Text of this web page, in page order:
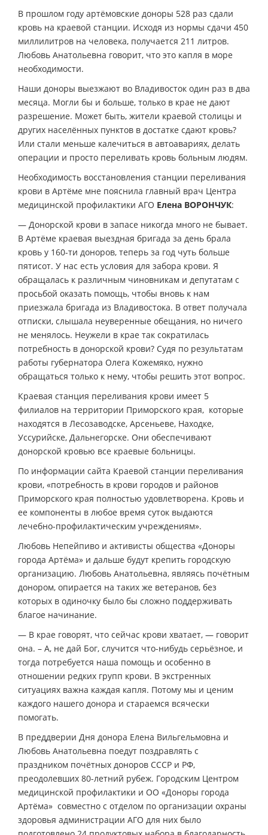
В прошлом году артёмовские доноры 528 раз сдали
кровь на краевой станции. Исходя из нормы сдачи 450
миллилитров на человека, получается 211 литров.
Любовь Анатольевна говорит, что это капля в море
необходимости.
Наши доноры выезжают во Владивосток один раз в два
месяца. Могли бы и больше, только в крае не дают
разрешение. Может быть, жители краевой столицы и
других населённых пунктов в достатке сдают кровь?
Или стали меньше калечиться в автоавариях, делать
операции и просто переливать кровь больным людям.
Необходимость восстановления станции переливания
крови в Артёме мне пояснила главный врач Центра
медицинской профилактики АГО Елена ВОРОНЧУК:
— Донорской крови в запасе никогда много не бывает.
В Артёме краевая выездная бригада за день брала
кровь у 160-ти доноров, теперь за год чуть больше
пятисот. У нас есть условия для забора крови. Я
обращалась к различным чиновникам и депутатам с
просьбой оказать помощь, чтобы вновь к нам
приезжала бригада из Владивостока. В ответ получала
отписки, слышала неуверенные обещания, но ничего
не менялось. Неужели в крае так сократилась
потребность в донорской крови? Судя по результатам
работы губернатора Олега Кожемяко, нужно
обращаться только к нему, чтобы решить этот вопрос.
Краевая станция переливания крови имеет 5
филиалов на территории Приморского края, которые
находятся в Лесозаводске, Арсеньеве, Находке,
Уссурийске, Дальнегорске. Они обеспечивают
донорской кровью все краевые больницы.
По информации сайта Краевой станции переливания
крови, «потребность в крови городов и районов
Приморского края полностью удовлетворена. Кровь и
ее компоненты в любое время суток выдаются
лечебно-профилактическим учреждениям».
Любовь Непейпиво и активисты общества «Доноры
города Артёма» и дальше будут крепить городскую
организацию. Любовь Анатольевна, являясь почётным
донором, опирается на таких же ветеранов, без
которых в одиночку было бы сложно поддерживать
благое начинание.
— В крае говорят, что сейчас крови хватает, — говорит
она. – А, не дай Бог, случится что-нибудь серьёзное, и
тогда потребуется наша помощь и особенно в
отношении редких групп крови. В экстренных
ситуациях важна каждая капля. Потому мы и ценим
каждого нашего донора и стараемся всячески
помогать.
В преддверии Дня донора Елена Вильгельмовна и
Любовь Анатольевна поедут поздравлять с
праздником почётных доноров СССР и РФ,
преодолевших 80-летний рубеж. Городским Центром
медицинской профилактики и ОО «Доноры города
Артёма» совместно с отделом по организации охраны
здоровья администрации АГО для них было